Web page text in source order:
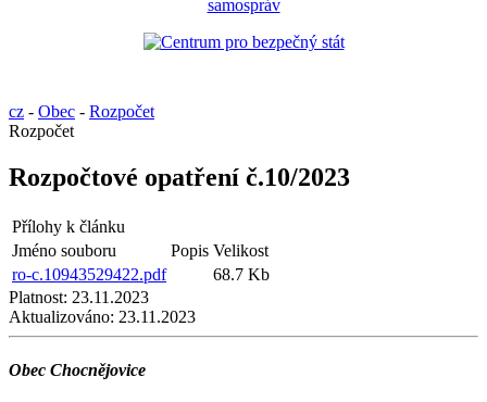
cz - Obec - Rozpočet
Rozpočet
Rozpočtové opatření č.10/2023
Přílohy k článku
Jméno souboru
Popis Velikost
ro-c.10943529422.pdf
68.7 Kb
Platnost: 23.11.2023
Aktualizováno: 23.11.2023
Obec Chocnějovice